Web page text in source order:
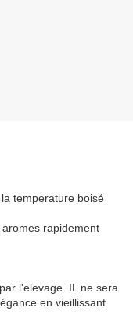
temperature boisé
rapidement
l'elevage. IL ne sera
en vieillissant.